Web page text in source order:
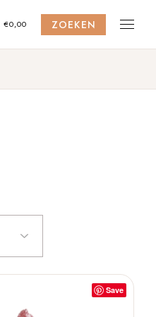
€0,00 ZOEKEN
Save